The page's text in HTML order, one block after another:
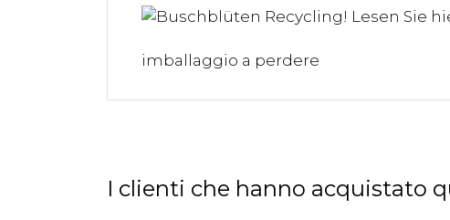
imballaggio a perdere
I clienti che hanno acquistato